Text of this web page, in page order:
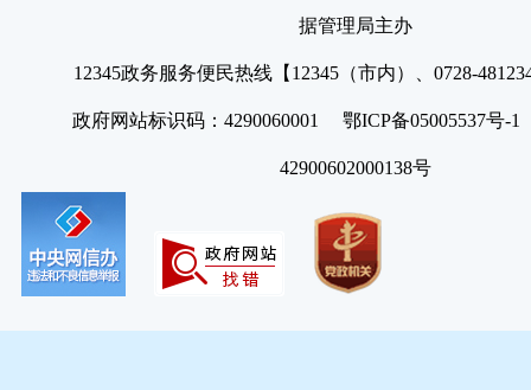
据管理局主办
12345政务服务便民热线【12345（市内）、0728-
政府网站标识码：4290060001 鄂ICP备05005537号
42900602000138号